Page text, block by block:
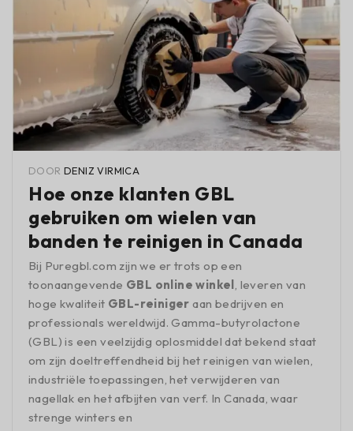
DOOR DENIZ VIRMICA
Hoe onze klanten GBL
gebruiken om wielen van
banden te reinigen in Canada
Bij Puregbl.com zijn we er trots op een
toonaangevende GBL online winkel , leveren van
hoge kwaliteit GBL-reiniger aan bedrijven en
professionals wereldwijd. Gamma-butyrolactone
(GBL) is een veelzijdig oplosmiddel dat bekend staat
om zijn doeltreffendheid bij het reinigen van wielen,
industriële toepassingen, het verwijderen van
nagellak en het afbijten van verf. In Canada, waar
strenge winters en